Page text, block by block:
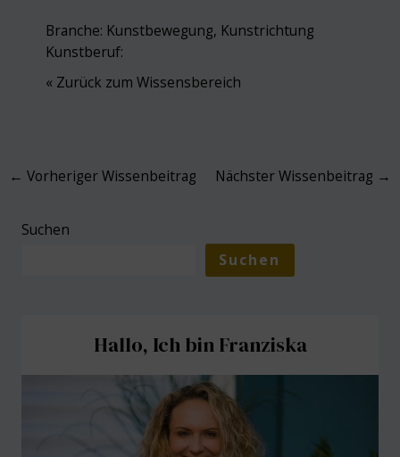
Branche: Kunstbewegung, Kunstrichtung
Kunstberuf:
« Zurück zum Wissensbereich
Post
← Vorheriger Wissenbeitrag Nächster Wissenbeitrag →
Suchen
Suchen
Hallo, Ich bin Franziska